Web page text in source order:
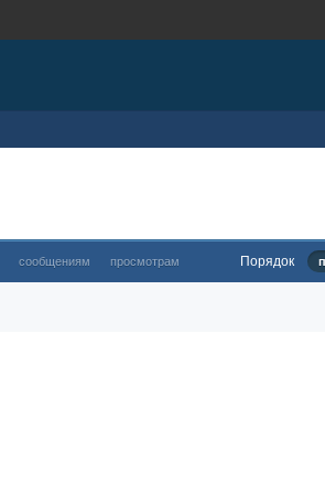
сообщениям просмотрам Порядок